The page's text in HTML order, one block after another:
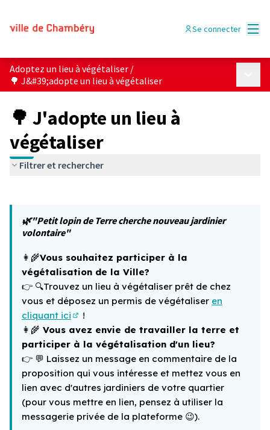
Se connecter
Adoptez un lieu à végétaliser /
🌳 J&#39;adopte un lieu à végétaliser
🌳 J'adopte un lieu à
végétaliser
Filtrer et rechercher
−
🌿"Petit lopin de Terre cherche nouveau jardinier
volontaire"
👩‍🌾Vous souhaitez participer à la
végétalisation de la Ville?
👉 🔍Trouvez un lieu à végétaliser prêt de chez
vous et déposez un permis de végétaliser en
cliquant ici
(Lien externe)
!
👩‍🌾 Vous avez envie de travailler la terre et
participer à la végétalisation d'un lieu?
👉 💬 Laissez un message en commentaire de la
proposition qui vous intéresse et mettez vous en
lien avec d'autres jardiniers de votre quartier
(pour vous mettre en lien, pensez à utiliser la
messagerie privée de la plateforme 😉).